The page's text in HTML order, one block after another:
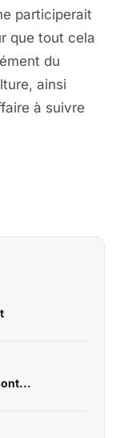
participerait
que tout cela
du
ainsi
à suivre